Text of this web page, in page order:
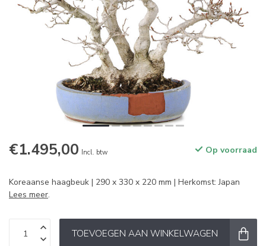
€1.495,00 Incl. btw Op voorraad
Koreaanse haagbeuk | 290 x 330 x 220 mm | Herkomst: Japan
Lees meer.
TOEVOEGEN AAN WINKELWAGEN